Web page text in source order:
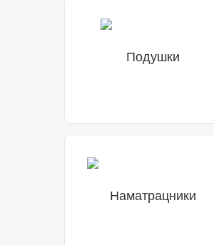
Подушки
Наматрацники